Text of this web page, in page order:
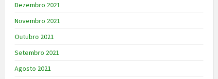
Dezembro 2021
Novembro 2021
Outubro 2021
Setembro 2021
Agosto 2021